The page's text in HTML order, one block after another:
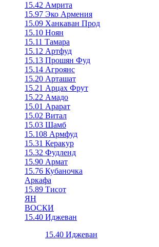
15.42 Амрита
15.97 Эко Армения
15.09 Ханкаван Прод
15.10 Ноян
15.11 Тамара
15.12 Артфуд
15.13 Прошян Фуд
15.14 Агроянс
15.20 Арташат
15.21 Арцах Фрут
15.22 Амадо
15.01 Арарат
15.02 Витал
15.03 Шамб
15.108 Армфуд
15.31 Керакур
15.32 Фудленд
15.90 Армат
15.76 Кубаночка
Аркафа
15.89 Тисот
ЯН
ВОСКИ
15.40 Иджеван
15.40 Иджеван